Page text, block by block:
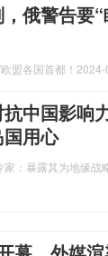
俄警告要
盟各国首都！
中国影响
用心
：暴露其为地缘战